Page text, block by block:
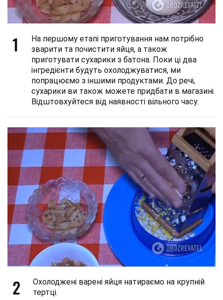
1
На першому етапі приготування нам потрібно
зварити та почистити яйця, а також
приготувати сухарики з батона. Поки ці два
інгредієнти будуть охолоджуватися, ми
попрацюємо з іншими продуктами. До речі,
сухарики ви також можете придбати в магазині.
Відштовхуйтеся від наявності вільного часу.
2
Охолоджені варені яйця натираємо на крупній
тертці.